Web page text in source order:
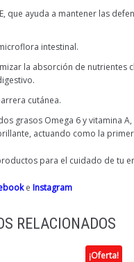
que ayuda a mantener las
intestinal.
la absorción de nutrientes
cutánea.
grasos Omega 6 y vitamina
actuando como la
para el cuidado de tu
e Instagram
RELACIONADOS
¡Oferta!